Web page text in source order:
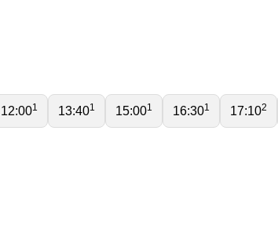
12:001 13:401 15:001 16:301 17:102